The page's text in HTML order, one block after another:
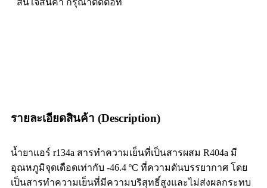
สนใจสินค้า กรุณาติดต่อที่
รายละเอียดสินค้า (Description)
น้ำยาแอร์ r134a สารทำความเย็นที่เป็นสารผสม R404a มี
อุณหภูมิจุดเดือดเท่ากับ -46.4 ºC ที่ความดันบรรยากาศ โดย
เป็นสารทำความเย็นที่มีความบริสุทธิ์สูงและไม่ส่งผลกระทบ